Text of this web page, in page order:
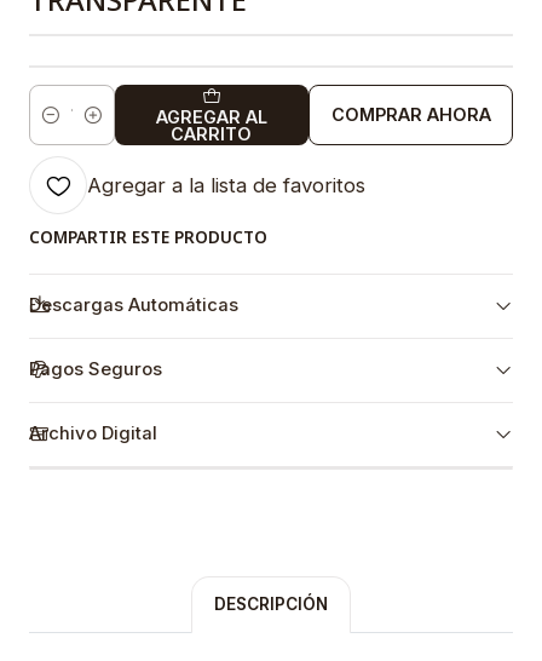
Cantidad
AGREGAR AL
CARRITO
COMPRAR AHORA
Agregar a la lista de favoritos
COMPARTIR ESTE PRODUCTO
Descargas Automáticas
Pagos Seguros
Archivo Digital
DESCRIPCIÓN